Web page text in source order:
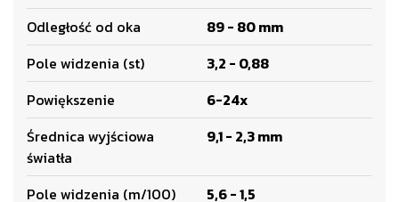
Odległość od oka
89 - 80 mm
Pole widzenia (st)
3,2 - 0,88
Powiększenie
6-24x
Średnica wyjściowa
światła
9,1 - 2,3 mm
Pole widzenia (m/100)
5,6 - 1,5